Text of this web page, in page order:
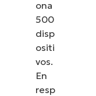
ona
500
disp
ositi
vos.
En
resp